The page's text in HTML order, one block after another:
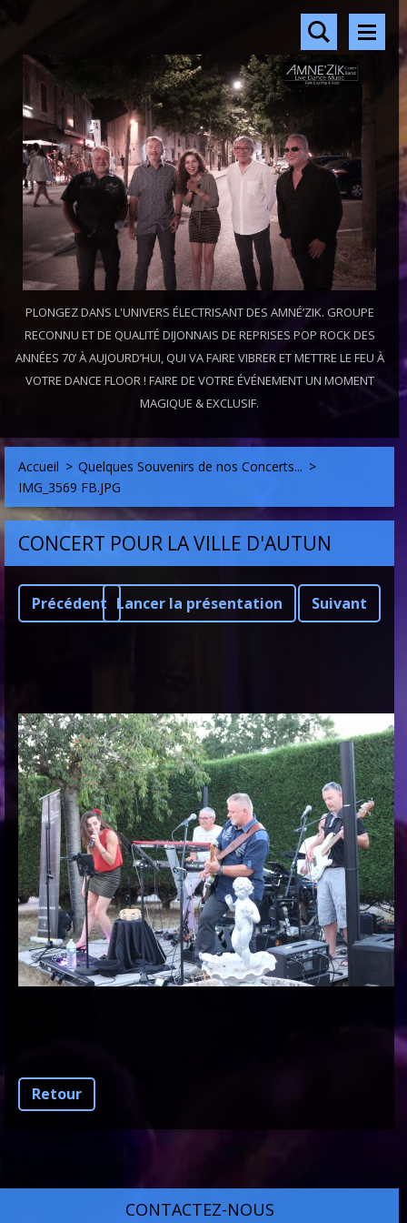
PLONGEZ DANS L'UNIVERS ÉLECTRISANT DES AMNÉ’ZIK. GROUPE
RECONNU ET DE QUALITÉ DIJONNAIS DE REPRISES POP ROCK DES
ANNÉES 70’ À AUJOURD’HUI, QUI VA FAIRE VIBRER ET METTRE LE FEU À
VOTRE DANCE FLOOR ! FAIRE DE VOTRE ÉVÉNEMENT UN MOMENT
MAGIQUE & EXCLUSIF.
Accueil > Quelques Souvenirs de nos Concerts... >
IMG_3569 FB.JPG
CONCERT POUR LA VILLE D'AUTUN
Précédent Lancer la présentation Suivant
Retour
CONTACTEZ-NOUS